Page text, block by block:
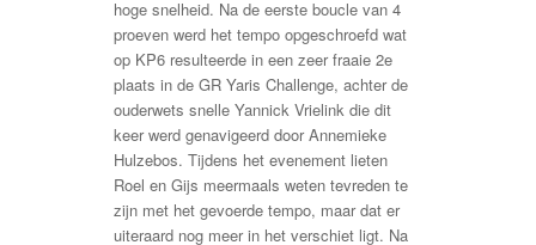
hoge snelheid. Na de eerste boucle van 4
proeven werd het tempo opgeschroefd wat
op KP6 resulteerde in een zeer fraaie 2e
plaats in de GR Yaris Challenge, achter de
ouderwets snelle Yannick Vrielink die dit
keer werd genavigeerd door Annemieke
Hulzebos. Tijdens het evenement lieten
Roel en Gijs meermaals weten tevreden te
zijn met het gevoerde tempo, maar dat er
uiteraard nog meer in het verschiet ligt. Na